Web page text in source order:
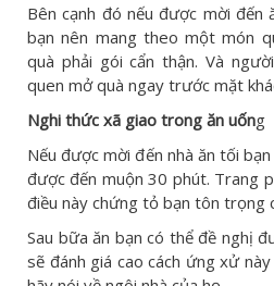
Bên cạnh đó nếu được mời đến
bạn nên mang theo một món
quà phải gói cẩn thận. Và
quen mở quà ngay trước mặt
Nghi thức xã giao trong ăn uống
Nếu được mời đến nhà ăn tối
được đến muộn 30 phút. Trang
điều này chứng tỏ bạn tôn trọng
Sau bữa ăn bạn có thể đề nghị
sẽ đánh giá cao cách ứng xử